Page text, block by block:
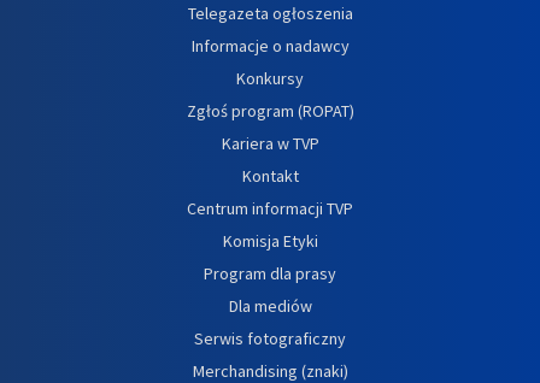
Telegazeta ogłoszenia
Informacje o nadawcy
Konkursy
Zgłoś program (ROPAT)
Kariera w TVP
Kontakt
Centrum informacji TVP
Komisja Etyki
Program dla prasy
Dla mediów
Serwis fotograficzny
Merchandising (znaki)